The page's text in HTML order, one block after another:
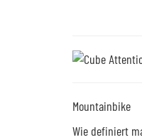
Mountainbike
Wie definiert